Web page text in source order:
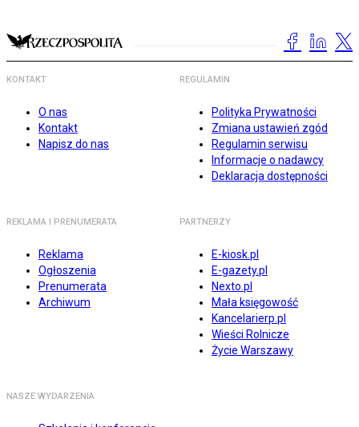
KONTAKT
O nas
Kontakt
Napisz do nas
REGULAMIN
Polityka Prywatności
Zmiana ustawień zgód
Regulamin serwisu
Informacje o nadawcy
Deklaracja dostępności
REKLAMA I PRENUMERATA
Reklama
Ogłoszenia
Prenumerata
Archiwum
PARTNERZY
E-kiosk.pl
E-gazety.pl
Nexto.pl
Mała księgowość
Kancelarierp.pl
Wieści Rolnicze
Życie Warszawy
NASZE WYDARZENIA